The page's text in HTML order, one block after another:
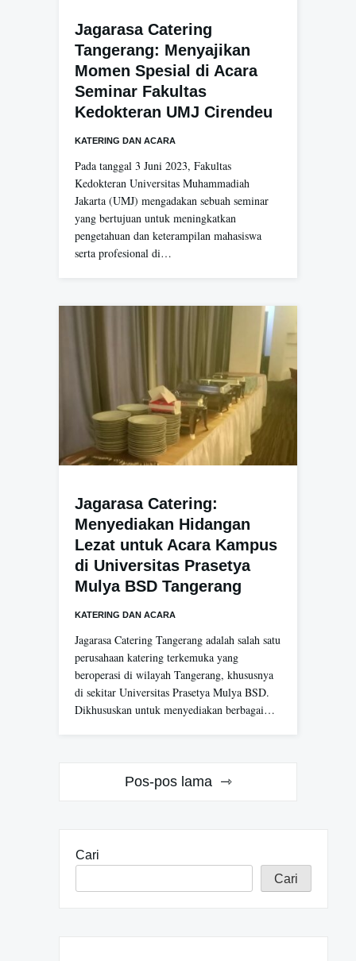
Jagarasa Catering
Tangerang: Menyajikan
Momen Spesial di Acara
Seminar Fakultas
Kedokteran UMJ Cirendeu
KATERING DAN ACARA
Pada tanggal 3 Juni 2023, Fakultas
Kedokteran Universitas Muhammadiah
Jakarta (UMJ) mengadakan sebuah seminar
yang bertujuan untuk meningkatkan
pengetahuan dan keterampilan mahasiswa
serta profesional di…
Jagarasa Catering:
Menyediakan Hidangan
Lezat untuk Acara Kampus
di Universitas Prasetya
Mulya BSD Tangerang
KATERING DAN ACARA
Jagarasa Catering Tangerang adalah salah satu
perusahaan katering terkemuka yang
beroperasi di wilayah Tangerang, khususnya
di sekitar Universitas Prasetya Mulya BSD.
Dikhususkan untuk menyediakan berbagai…
Pos-pos lama
Cari
Cari